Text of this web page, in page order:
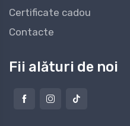
Certificate cadou
Contacte
Fii alături de noi